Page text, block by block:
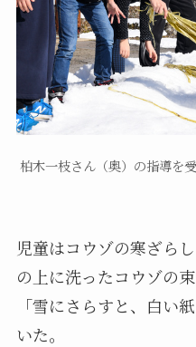
柏木一枝さん（奥）の指導を
児童はコウゾの寒ざら
の上に洗ったコウゾの
「雪にさらすと、白い
いた。